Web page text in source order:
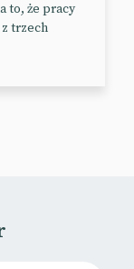
etui, a w
to, że pracy
z trzech